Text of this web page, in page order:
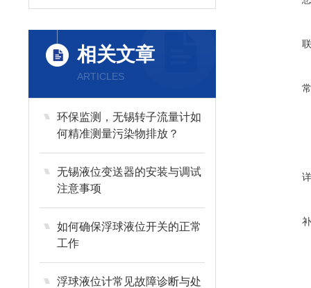
相关文章
ARTICLES
环保监测，无锡转子流量计如
何精准测量污染物排放？
无锡液位变送器的安装与调试
注意事项
如何确保浮球液位开关的正常
工作
浮球液位计常见故障诊断与处